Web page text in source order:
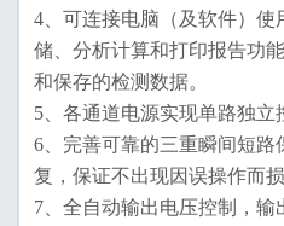
4、可连接电脑（及软件）
储、分析计算和打印报告功
和保存的检测数据。
5、各通道电源实现单路独立
6、完善可靠的三重瞬间短路
复，保证不出现因误操作而
7、全自动输出电压控制，